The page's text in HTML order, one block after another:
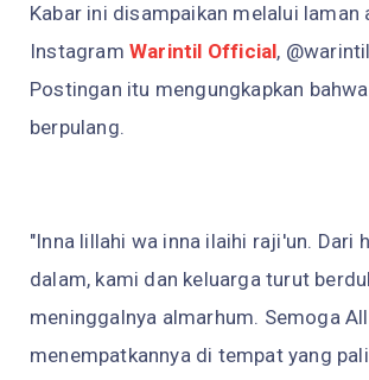
Kabar ini disampaikan melalui laman
Instagram Warintil Official,
Postingan itu mengungkapkan
berpulang.
"Inna lillahi wa inna ilaihi raji'un. Dari
dalam, kami dan keluarga turut
meninggalnya almarhum. Semoga
menempatkannya di tempat yang